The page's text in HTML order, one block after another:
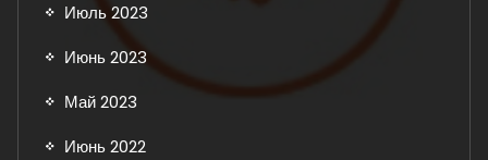
Июль 2023
Июнь 2023
Май 2023
Июнь 2022